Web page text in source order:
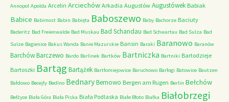
Annopol Apolda Arcelin Arciechów Arkadia Augustów Augustówek Babiak
Babice Babimost Babin Babięta Baboszewo Baby Bachorze Baciuty
Baderitz Bad Freienwalde Bad Muskau Bad Schandau Bad Schwartau Bad Sulza Bad
Sulze Bagienice Bakus Wanda Banie Mazurskie Bansin Baraki Baranowo Baranów
BarchówBarczewo Bardo Barlinek Bartków Bartniczka Bartniki Bartodzieje
Bartoszki Bartąg Bartążek Bartłomiejowice Baruchowo Barłogi Batowice Bautzen
Bałdowo Becejły Bedlno BednaryBemowo Bergen am Rugen Berlin Bełchów
Bełżyce Biała Góra Biała Piska Biała Podlaska Białe Błoto Białka Białobrzegi